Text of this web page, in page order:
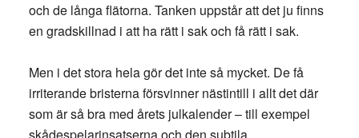
och de långa flätorna. Tanken uppstår att det ju finns
en gradskillnad i att ha rätt i sak och få rätt i sak.
Men i det stora hela gör det inte så mycket. De få
irriterande bristerna försvinner nästintill i allt det där
som är så bra med årets julkalender – till exempel